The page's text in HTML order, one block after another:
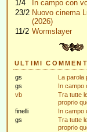
1/4
In campo con
23/2 Nuovo cinema
(2026)
11/2 Wormslayer
ULTIMI
gs
La parola
gs
In campo
vb
Tra tutte
proprio
finelli
In campo
gs
Tra tutte
proprio